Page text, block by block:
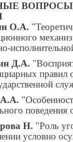
О.А.
Д.А.
правил
Н. "Роль
условно